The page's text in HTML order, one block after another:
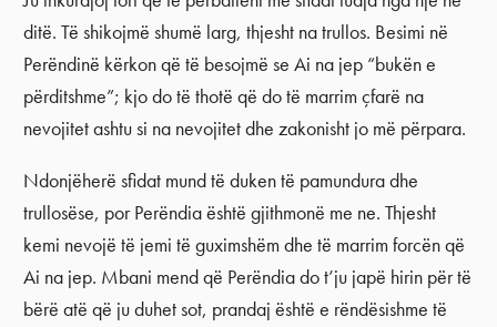
ditë. Të shikojmë shumë larg, thjesht na trullos. Besimi në
Perëndinë kërkon që të besojmë se Ai na jep “bukën e
përditshme”; kjo do të thotë që do të marrim çfarë na
nevojitet ashtu si na nevojitet dhe zakonisht jo më përpara.
Ndonjëherë sfidat mund të duken të pamundura dhe
trullosëse, por Perëndia është gjithmonë me ne. Thjesht
kemi nevojë të jemi të guximshëm dhe të marrim forcën që
Ai na jep. Mbani mend që Perëndia do t’ju japë hirin për të
bërë atë që ju duhet sot, prandaj është e rëndësishme të